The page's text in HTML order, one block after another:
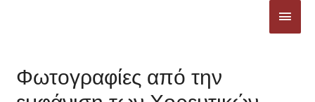
Φωτογραφίες από την